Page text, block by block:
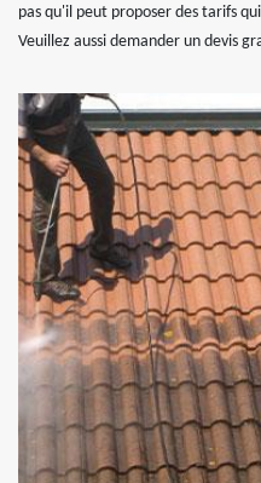
pas qu'il peut proposer des tarifs
Veuillez aussi demander un devis